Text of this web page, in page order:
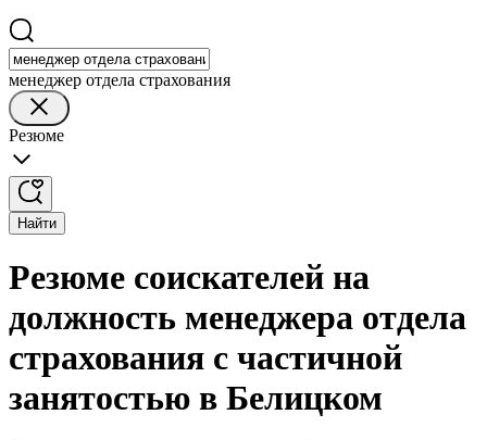
менеджер отдела страхования
Резюме
Найти
Резюме соискателей на
должность менеджера отдела
страхования с частичной
занятостью в Белицком